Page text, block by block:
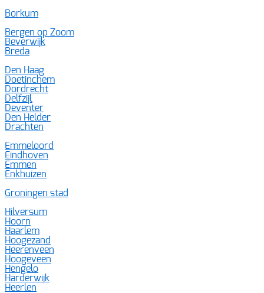
Borkum
Bergen op Zoom
Beverwijk
Breda
Den Haag
Doetinchem
Dordrecht
Delfzijl
Deventer
Den Helder
Drachten
Emmeloord
Eindhoven
Emmen
Enkhuizen
Groningen stad
Hilversum
Hoorn
Haarlem
Hoogezand
Heerenveen
Hoogeveen
Hengelo
Harderwijk
Heerlen